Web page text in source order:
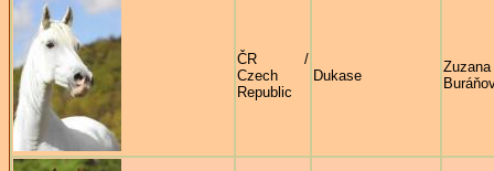
ČR /
Czech
Republic
Dukase
Zuzana